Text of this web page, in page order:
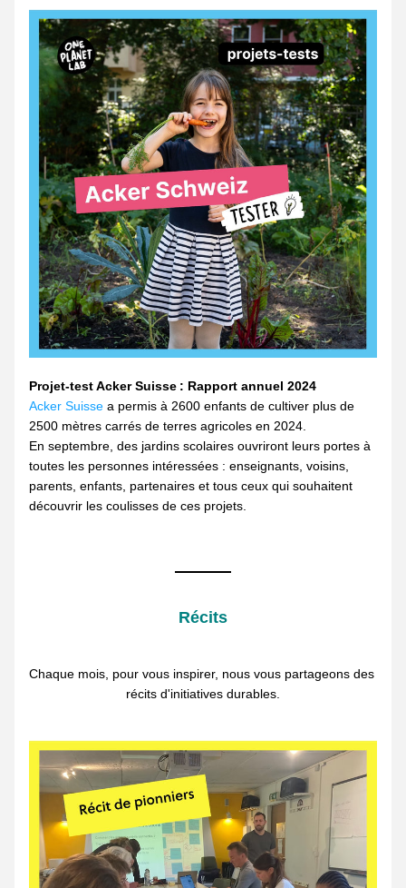
Projet-test Acker Suisse : Rapport annuel 2024
Acker Suisse a permis à 2600 enfants de cultiver plus de
2500 mètres carrés de terres agricoles en 2024.
En septembre, des jardins scolaires ouvriront leurs portes à
toutes les personnes intéressées : enseignants, voisins,
parents, enfants, partenaires et tous ceux qui souhaitent
découvrir les coulisses de ces projets.
Récits
Chaque mois, pour vous inspirer, nous vous partageons des
récits d'initiatives durables.